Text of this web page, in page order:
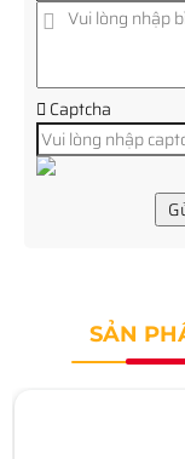
Captcha
SẢN